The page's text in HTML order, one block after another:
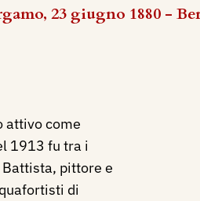
23 giugno 1880 -
attivo come
1913 fu tra i
pittore e
di